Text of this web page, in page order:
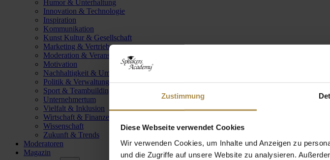
Zustimmung
Diese Webseite verwendet Cookies
Wir verwenden Cookies, um Inhalte und Anzeigen zu
und die Zugriffe auf unsere Website zu analysieren.
Humor & Unterhaltung
Innovation & Technologie
Inspiration
Kommunikation
Kunst Kultur & Gesellschaft
Marketing & Vertrieb
Moderation & Veranstaltungsleitung
Motivation
Nachhaltigkeit & Umwelt
Politik & Verwaltung
Sport & Teambuilding
Unternehmertum
Vielfalt & Inklusion
Wirtschaft & Finanzen
Wissenschaft
Zukunft & Trends
Moderatoren
Magazin